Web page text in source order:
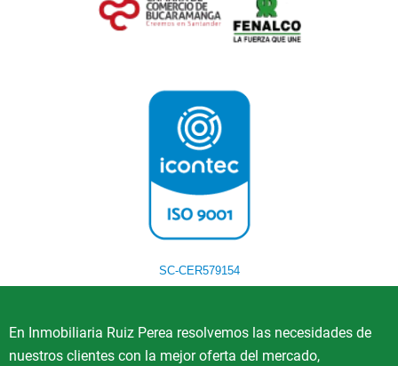
SC-CER579154
En Inmobiliaria Ruiz Perea resolvemos las necesidades de
nuestros clientes con la mejor oferta del mercado,